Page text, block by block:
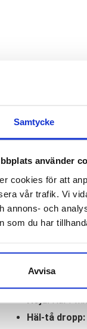
Samtycke
använder
cookies för att
vår trafik. Vi
annons- och
som du har
Avvisa
One One
terräng. Och
din kropp
Stabilitet:
Höjd:Häl ?
Häl-tå dropp: